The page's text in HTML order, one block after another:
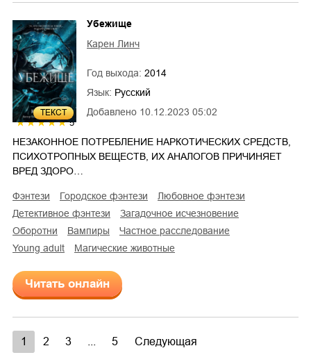
ТЕКСТ
5
Добавлено 10.12.2023 05:02
Убежище
Карен Линч
Год выхода: 2014
Язык: Русский
НЕЗАКОННОЕ ПОТРЕБЛЕНИЕ НАРКОТИЧЕСКИХ СРЕДСТВ,
ПСИХОТРОПНЫХ ВЕЩЕСТВ, ИХ АНАЛОГОВ ПРИЧИНЯЕТ
ВРЕД ЗДОРО…
фэнтези городское фэнтези
любовное фэнтези
детективное фэнтези
загадочное исчезновение
оборотни
вампиры
частное расследование
young adult
магические животные
Читать онлайн
1 2 3 5 Следующая